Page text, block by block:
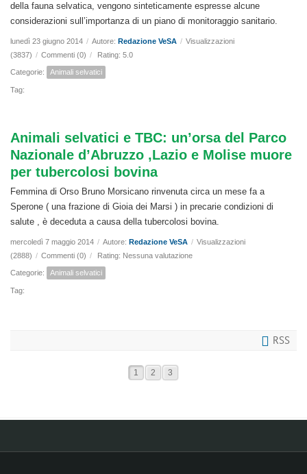
della fauna selvatica, vengono sinteticamente espresse alcune
considerazioni sull’importanza di un piano di monitoraggio sanitario.
lunedì 23 giugno 2014 / Autore: Redazione VeSA / Visualizzazioni
(3837) / Commenti (0) / Rating: 5.0
Categorie: Animali selvatici
Tag:
Animali selvatici e TBC: un’orsa del Parco
Nazionale d’Abruzzo ,Lazio e Molise muore
per tubercolosi bovina
Femmina di Orso Bruno Morsicano rinvenuta circa un mese fa a
Sperone ( una frazione di Gioia dei Marsi ) in precarie condizioni di
salute , è deceduta a causa della tubercolosi bovina.
mercoledì 7 maggio 2014 / Autore: Redazione VeSA / Visualizzazioni
(2888) / Commenti (0) / Rating: Nessuna valutazione
Categorie: Animali selvatici
Tag:
RSS
1 2 3